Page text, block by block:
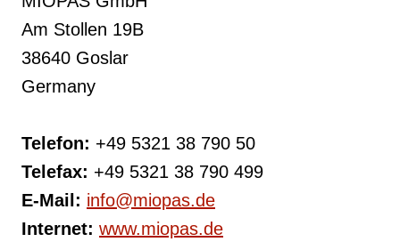
Am Stollen 19B
38640 Goslar
Germany
Telefon: +49 5321 38 790 50
Telefax: +49 5321 38 790 499
E-Mail: info@miopas.de
Internet: www.miopas.de